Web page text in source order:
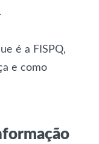
é a FISPQ,
e como